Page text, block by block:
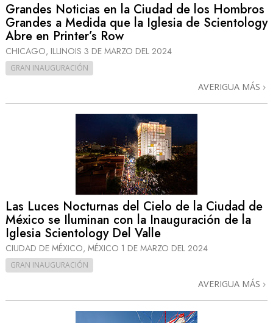
Grandes Noticias en la Ciudad de los Hombros
Grandes a Medida que la Iglesia de Scientology
Abre en Printer’s Row
CHICAGO, ILLINOIS 3 DE MARZO DEL 2024
GRAN INAUGURACIÓN
AVERIGUA MÁS
Las Luces Nocturnas del Cielo de la Ciudad de
México se Iluminan con la Inauguración de la
Iglesia Scientology Del Valle
CIUDAD DE MÉXICO, MÉXICO 1 DE MARZO DEL 2024
GRAN INAUGURACIÓN
AVERIGUA MÁS